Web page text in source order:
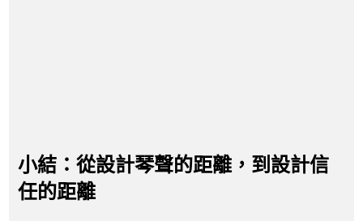
小結：從設計琴聲的距離，到設計信
任的距離